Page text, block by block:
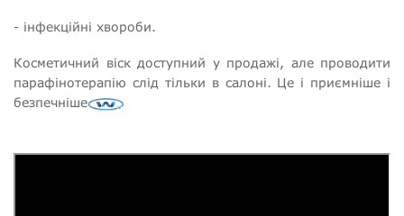
- інфекційні хвороби.
Косметичний віск доступний у продажі, але проводити
парафінотерапію слід тільки в салоні. Це і приємніше і
безпечніше